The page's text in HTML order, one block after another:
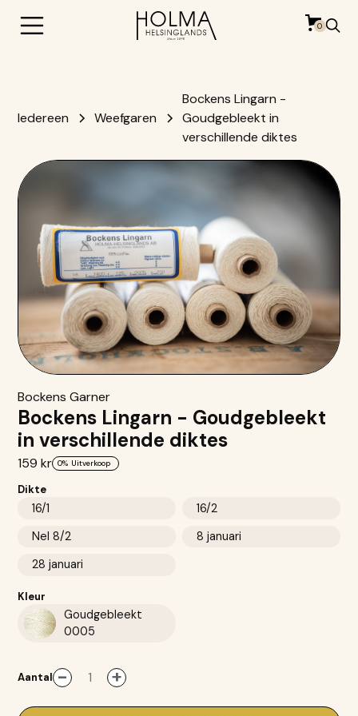
0
Iedereen Weefgaren
Bockens Lingarn -
Goudgebleekt in
verschillende diktes
Bockens Garner
Bockens Lingarn - Goudgebleekt
in verschillende diktes
159 kr 0% Uitverkoop
Dikte
16/1
16/2
Nel 8/2
8 januari
28 januari
Kleur
Goudgebleekt
0005
Aantal - +